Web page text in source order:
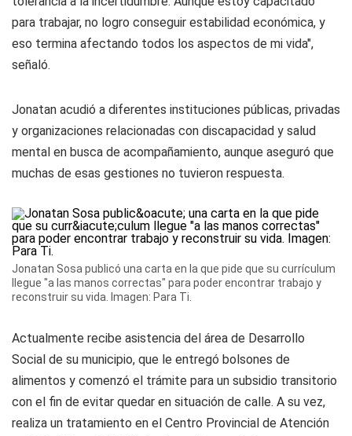
para trabajar, no logro conseguir estabilidad económica, y
eso termina afectando todos los aspectos de mi vida",
señaló.
Jonatan acudió a diferentes instituciones públicas, privadas
y organizaciones relacionadas con discapacidad y salud
mental en busca de acompañamiento, aunque aseguró que
muchas de esas gestiones no tuvieron respuesta.
Jonatan Sosa publicó una carta en la que pide que su currículum
llegue "a las manos correctas" para poder encontrar trabajo y
reconstruir su vida. Imagen: Para Ti.
Actualmente recibe asistencia del área de Desarrollo
Social de su municipio, que le entregó bolsones de
alimentos y comenzó el trámite para un subsidio transitorio
con el fin de evitar quedar en situación de calle. A su vez,
realiza un tratamiento en el Centro Provincial de Atención